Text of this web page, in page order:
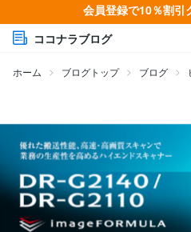
会員登録で10％割引
ココナラブログ
ホーム ブログトップ ブログ